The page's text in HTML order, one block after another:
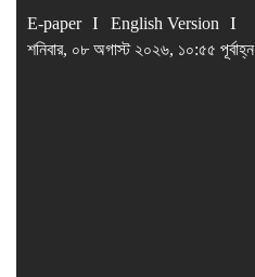
E-paper
English Version
শনিবার, ০৮ অগাস্ট ২০২৬, ১০:৫৫ পূর্বাহ্ন